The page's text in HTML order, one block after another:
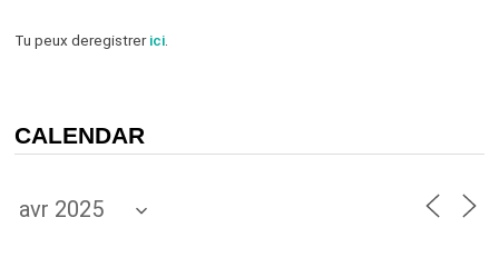
Tu peux deregistrerici.
CALENDAR